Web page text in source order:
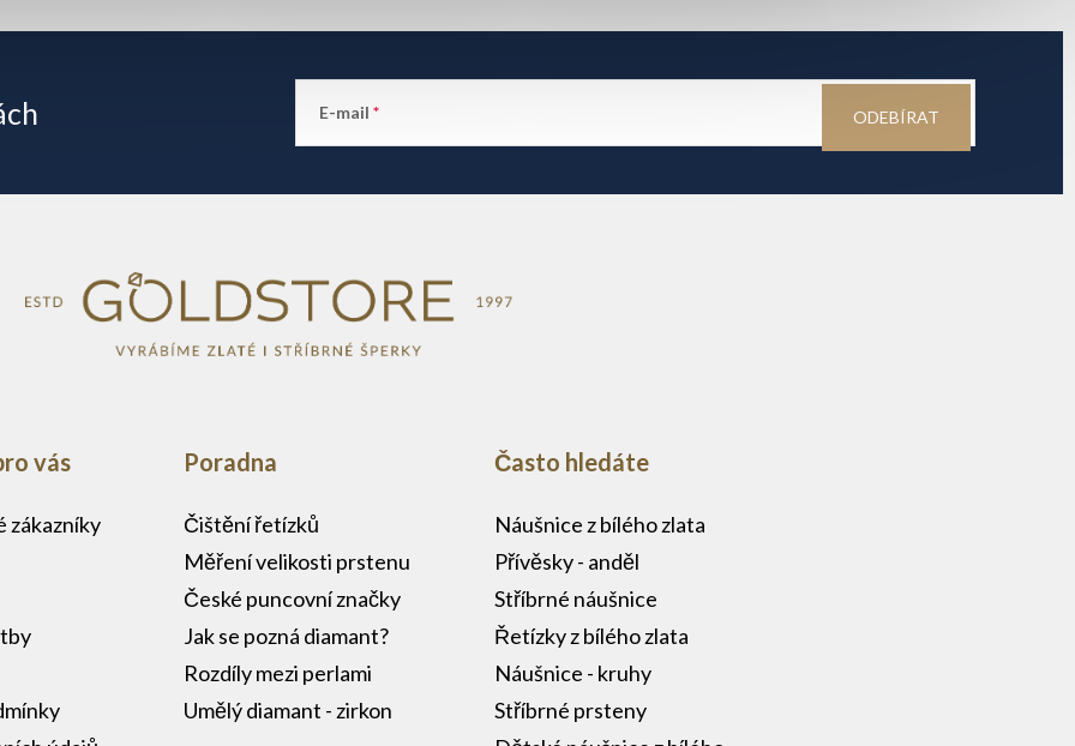
E-mail ODEBÍRAT
vás
zákazníky
Poradna
Čištění řetízků
Měření velikosti prstenu
České puncovní značky
Jak se pozná diamant?
Rozdíly mezi perlami
Umělý diamant - zirkon
Často hledáte
Náušnice z bílého zlata
Přívěsky - anděl
Stříbrné náušnice
Řetízky z bílého zlata
Náušnice - kruhy
Stříbrné prsteny